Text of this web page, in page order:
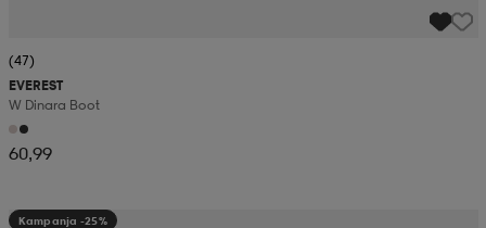
(47)
EVEREST
W Dinara Boot
60,99
Kampanja -25%